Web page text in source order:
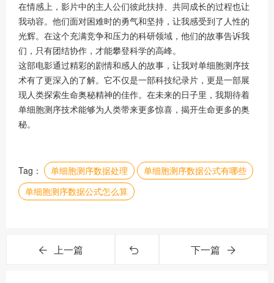
在情感上，影片中的主人公们彼此扶持、共同成长的过程也让
我动容。他们面对困难时的勇气和坚持，让我感受到了人性的
光辉。在这个充满竞争和压力的科研领域，他们的故事告诉我
们，只有团结协作，才能攀登科学的高峰。
这部电影通过精彩的剧情和感人的故事，让我对单细胞测序技
术有了更深入的了解。它不仅是一部科技纪录片，更是一部展
现人类探索生命奥秘精神的佳作。在未来的日子里，我期待着
单细胞测序技术能够为人类带来更多惊喜，揭开生命更多的奥
秘。
Tag： 单细胞测序数据处理
单细胞测序数据公式有哪些
单细胞测序数据公式怎么算
上一篇 下一篇